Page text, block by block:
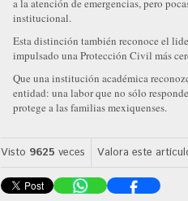
a la atención de emergencias, pero
institucional.
Esta distinción también reconoce el
impulsado una Protección Civil más
Que una institución académica
entidad: una labor que no sólo
protege a las familias mexiquenses.
Visto 9625 veces Valora este